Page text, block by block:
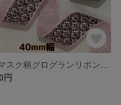
円